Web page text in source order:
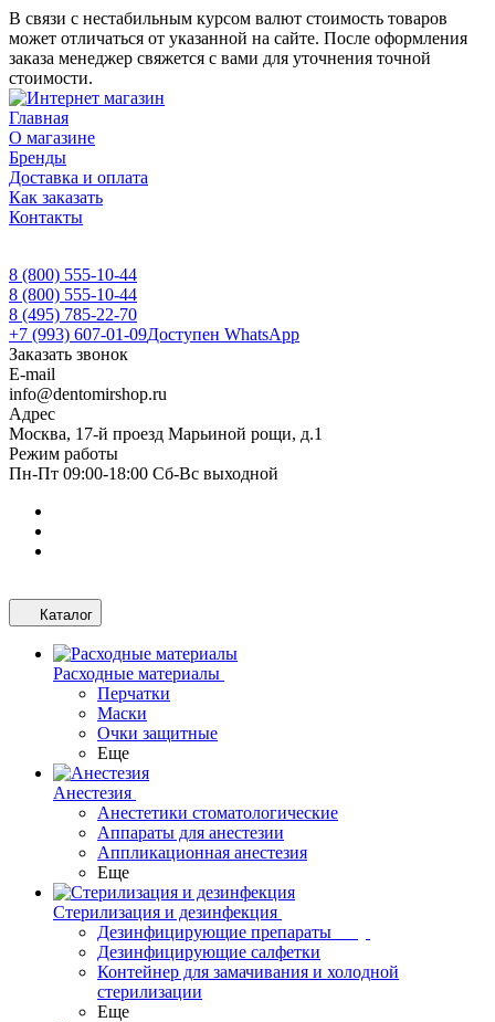
В связи с нестабильным курсом валют стоимость товаров
может отличаться от указанной на сайте. После оформления
заказа менеджер свяжется с вами для уточнения точной
стоимости.
Главная
О магазине
Бренды
Доставка и оплата
Как заказать
Контакты
8 (800) 555-10-44
8 (800) 555-10-44
8 (495) 785-22-70
+7 (993) 607-01-09Доступен WhatsApp
Заказать звонок
E-mail
info@dentomirshop.ru
Адрес
Москва, 17-й проезд Марьиной рощи, д.1
Режим работы
Пн-Пт 09:00-18:00 Сб-Вс выходной
Каталог
Расходные материалы
Перчатки
Маски
Очки защитные
Еще
Анестезия
Анестетики стоматологические
Аппараты для анестезии
Аппликационная анестезия
Еще
Стерилизация и дезинфекция
Дезинфицирующие препараты
Дезинфицирующие салфетки
Контейнер для замачивания и холодной
стерилизации
Еще